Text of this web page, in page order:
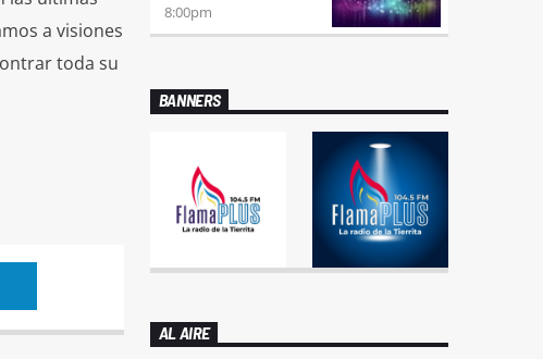
a visiones
toda su
8:00pm
BANNERS
AL AIRE